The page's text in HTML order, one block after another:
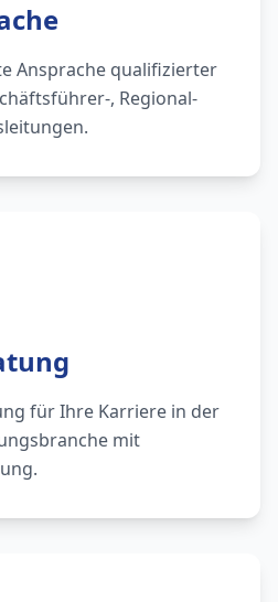
Ansprache qualifizierter
, Regional-
für Ihre Karriere in der
mit